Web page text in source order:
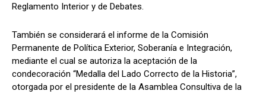
Reglamento Interior y de Debates.
También se considerará el informe de la Comisión
Permanente de Política Exterior, Soberanía e Integración,
mediante el cual se autoriza la aceptación de la
condecoración “Medalla del Lado Correcto de la Historia”,
otorgada por el presidente de la Asamblea Consultiva de la